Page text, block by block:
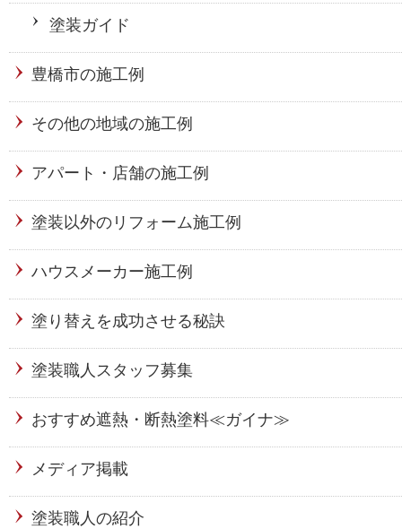
塗装ガイド
豊橋市の施工例
その他の地域の施工例
アパート・店舗の施工例
塗装以外のリフォーム施工例
ハウスメーカー施工例
塗り替えを成功させる秘訣
塗装職人スタッフ募集
おすすめ遮熱・断熱塗料≪ガイナ≫
メディア掲載
塗装職人の紹介